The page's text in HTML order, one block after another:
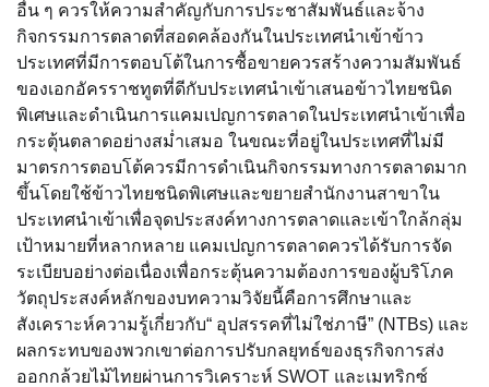
อื่น ๆ ควรให้ความสำคัญกับการประชาสัมพันธ์และจ้าง
กิจกรรมการตลาดที่สอดคล้องกันในประเทศนำเข้าข้าว
ประเทศที่มีการตอบโต้ในการซื้อขายควรสร้างความสัมพันธ์
ของเอกอัครราชทูตที่ดีกับประเทศนำเข้าเสนอข้าวไทยชนิด
พิเศษและดำเนินการแคมเปญการตลาดในประเทศนำเข้าเพื่อ
กระตุ้นตลาดอย่างสม่ำเสมอ ในขณะที่อยู่ในประเทศที่ไม่มี
มาตรการตอบโต้ควรมีการดำเนินกิจกรรมทางการตลาดมาก
ขึ้นโดยใช้ข้าวไทยชนิดพิเศษและขยายสำนักงานสาขาใน
ประเทศนำเข้าเพื่อจุดประสงค์ทางการตลาดและเข้าใกล้กลุ่ม
เป้าหมายที่หลากหลาย แคมเปญการตลาดควรได้รับการจัด
ระเบียบอย่างต่อเนื่องเพื่อกระตุ้นความต้องการของผู้บริโภค
วัตถุประสงค์หลักของบทความวิจัยนี้คือการศึกษาและ
สังเคราะห์ความรู้เกี่ยวกับ“ อุปสรรคที่ไม่ใช่ภาษี” (NTBs) และ
ผลกระทบของพวกเขาต่อการปรับกลยุทธ์ของธุรกิจการส่ง
ออกกล้วยไม้ไทยผ่านการวิเคราะห์ SWOT และเมทริกซ์